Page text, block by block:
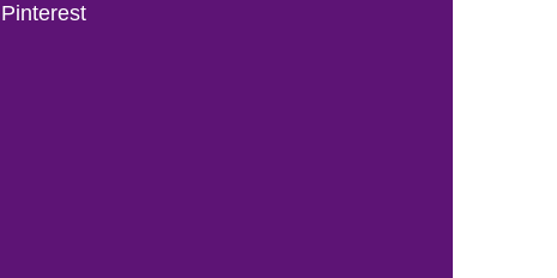
Pinterest